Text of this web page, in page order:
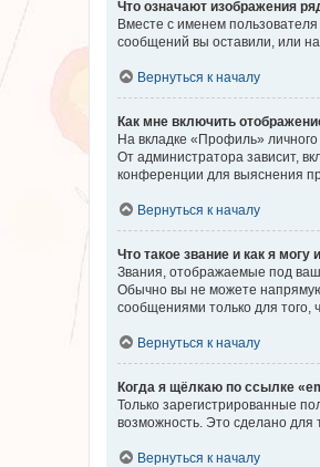
Что означают изображения
Вместе с именем
сообщений вы оставили, или
Вернуться к началу
Как мне включить
На вкладке «Профиль»
От администратора зависит,
конференции для выяснения
Вернуться к началу
Что такое звание и как я могу
Звания, отображаемые под
Обычно вы не можете
сообщениями только для того,
Вернуться к началу
Когда я щёлкаю по ссылке
Только зарегистрированные
возможность. Это сделано для
Вернуться к началу